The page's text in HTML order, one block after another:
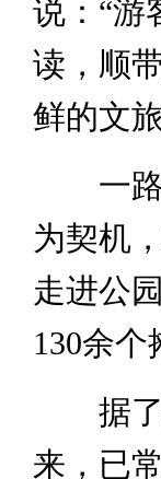
说：“游
读，顺
鲜的文
一路
为契机
走进公
130余个
据了
来，已